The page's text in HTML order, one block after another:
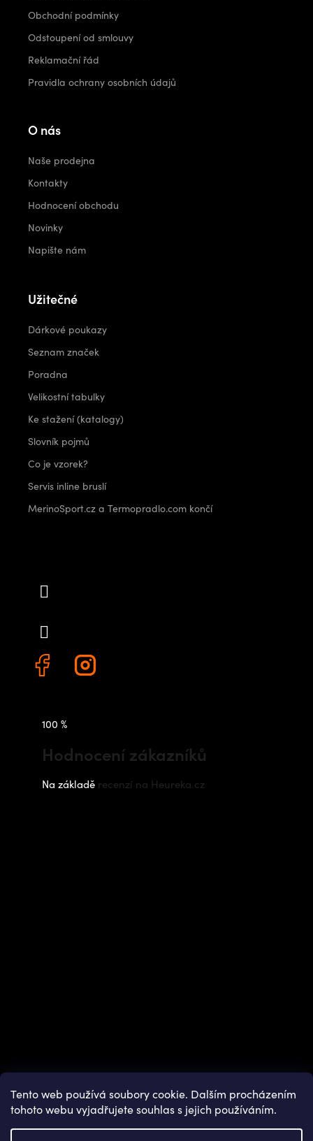
Tento web používá soubory cookie. Dalším procházením
tohoto webu vyjadřujete souhlas s jejich používáním.
Obchodní podmínky
Odstoupení od smlouvy
Reklamační řád
Pravidla ochrany osobních údajů
O nás
Naše prodejna
Kontakty
Hodnocení obchodu
Novinky
Napište nám
Užitečné
Dárkové poukazy
Seznam značek
Poradna
Velikostní tabulky
Ke stažení (katalogy)
Slovník pojmů
Co je vzorek?
Servis inline bruslí
MerinoSport.cz a Termopradlo.com končí
100 %
Hodnocení zákazníků
Na základě recenzí na Heureka.cz